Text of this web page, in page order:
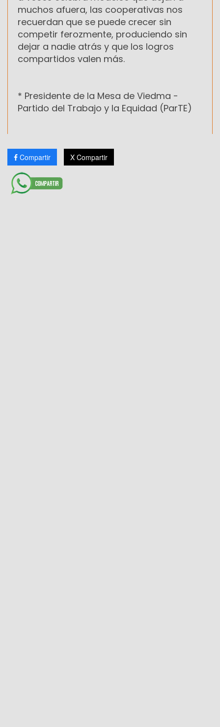
muchos afuera, las cooperativas nos
recuerdan que se puede crecer sin
competir ferozmente, produciendo sin
dejar a nadie atrás y que los logros
compartidos valen más.
* Presidente de la Mesa de Viedma -
Partido del Trabajo y la Equidad (ParTE)
Compartir X Compartir